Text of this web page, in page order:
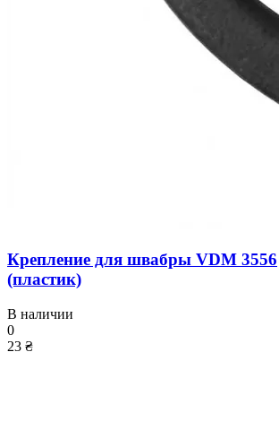
Крепление для швабры VDM 3556
(пластик)
В наличии
0
23 ₴